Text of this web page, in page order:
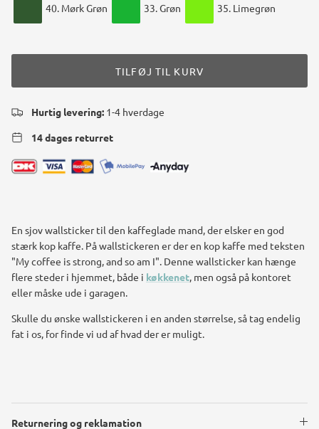
40. Mørk Grøn 33. Grøn 35. Limegrøn
TILFØJ TIL KURV
Hurtig levering: 1-4 hverdage
14 dages returret
En sjov wallsticker til den kaffeglade mand, der elsker en god
stærk kop kaffe. På wallstickeren er der en kop kaffe med teksten
"My coffee is strong, and so am I". Denne wallsticker kan hænge
flere steder i hjemmet, både i køkkenet, men også på kontoret
eller måske ude i garagen.
Skulle du ønske wallstickeren i en anden størrelse, så tag endelig
fat i os, for finde vi ud af hvad der er muligt.
Returnering og reklamation